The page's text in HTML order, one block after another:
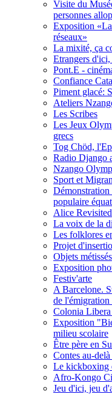
Visite du
personnes
Exposition
réseaux»
La mixité, ça
Etrangers
Pont.E -
Confiance
Piment glacé:
Ateliers
Les Scribes
Les Jeux
grecs
Tog Chöd,
Radio Django
Nzango
Sport et
populaire
Alice Revisited
La voix de la
Les folklores
Projet
Objets métissés
Exposition
Festiv'arte
A Barcelone.
de l'émigration
Colonia Libera
Exposition
milieu scolaire
Être père en
Contes au-
Le kickboxing
Afro-Kongo
Jeu d'ici, jeu